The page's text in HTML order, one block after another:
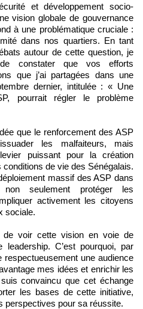
et développement socio-
vision globale de gouvernance
à une problématique cruciale :
dans nos quartiers. En tant
autour de cette question, je
constater que vos efforts
que j’ai partagées dans une
dernier, intitulée : « Une
pourrait régler le problème
que le renforcement des ASP
les malfaiteurs, mais
puissant pour la création
conditions de vie des Sénégalais.
massif des ASP dans
seulement protéger les
activement les citoyens
sociale.
de voir cette vision en voie de
C’est pourquoi, par
une audience
mes idées et enrichir les
convaincu que cet échange
les bases de cette initiative,
perspectives pour sa réussite.